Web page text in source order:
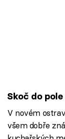
Skoč do pole
V novém
všem dobře